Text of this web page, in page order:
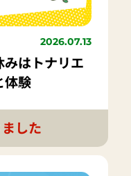
2026.07.13
みはトナリエ
体験
した